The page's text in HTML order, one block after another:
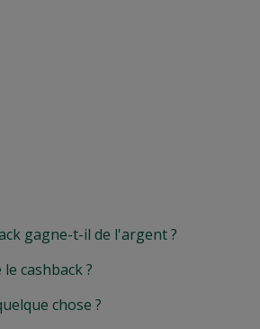
gagne-t-il de l'argent ?
cashback ?
chose ?